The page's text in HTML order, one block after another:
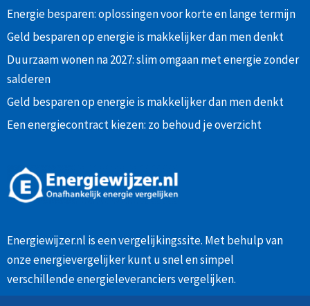
Energie besparen: oplossingen voor korte en lange termijn
Geld besparen op energie is makkelijker dan men denkt
Duurzaam wonen na 2027: slim omgaan met energie zonder
salderen
Geld besparen op energie is makkelijker dan men denkt
Een energiecontract kiezen: zo behoud je overzicht
Energiewijzer.nl is een vergelijkingssite. Met behulp van
onzeenergievergelijkerkunt u snel en simpel
verschillende energieleveranciers vergelijken.